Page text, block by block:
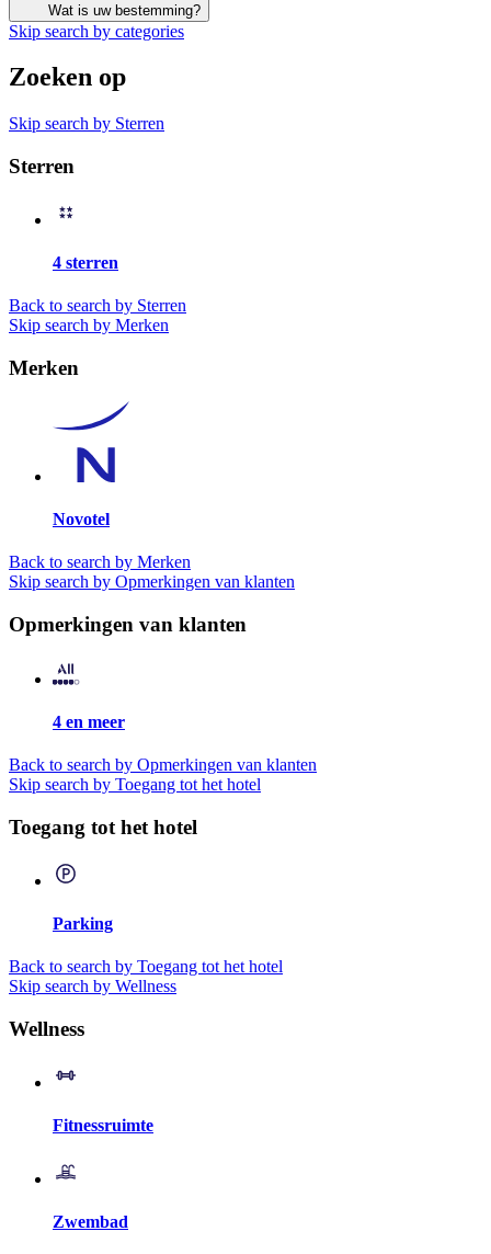
Wat is uw bestemming?
Skip search by categories
Zoeken op
Skip search by Sterren
Sterren
4 sterren
Back to search by Sterren
Skip search by Merken
Merken
Novotel
Back to search by Merken
Skip search by Opmerkingen van klanten
Opmerkingen van klanten
4 en meer
Back to search by Opmerkingen van klanten
Skip search by Toegang tot het hotel
Toegang tot het hotel
Parking
Back to search by Toegang tot het hotel
Skip search by Wellness
Wellness
Fitnessruimte
Zwembad